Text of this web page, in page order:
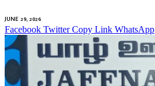
JUNE 29, 2026
Facebook Twitter Copy Link WhatsApp